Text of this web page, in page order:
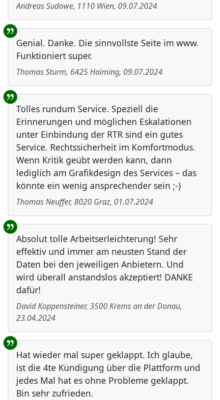
Andreas Sudowe, 1110 Wien, 09.07.2024
Genial. Danke. Die sinnvollste Seite im www.
Funktioniert super.
Thomas Sturm, 6425Haiming, 09.07.2024
Tolles rundum Service. Speziell die
Erinnerungen und möglichen Eskalationen
unter Einbindung der RTR sind ein gutes
Service. Rechtssicherheit im Komfortmodus.
Wenn Kritik geübt werden kann, dann
lediglich am Grafikdesign des Services – das
könnte ein wenig ansprechender sein ;-)
Thomas Neuffer, 8020 Graz, 01.07.2024
Absolut tolle Arbeitserleichterung! Sehr
effektiv und immer am neusten Stand der
Daten bei den jeweiligen Anbietern. Und
wird überall anstandslos akzeptiert! DANKE
dafür!
David Koppensteiner, 3500Krems an der Donau,
23.04.2024
Hat wieder mal super geklappt. Ich glaube,
ist die 4te Kündigung über die Plattform und
jedes Mal hat es ohne Probleme geklappt.
Bin sehr zufrieden.